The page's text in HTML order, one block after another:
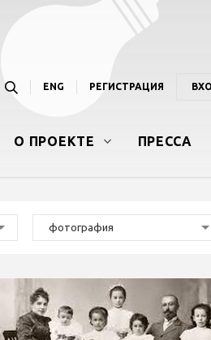
ENG РЕГИСТРАЦИЯ
О ПРОЕКТЕ ПРЕССА
фотография